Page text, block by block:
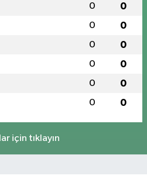
0 0
0 0
0 0
0 0
0 0
0 0
için tıklayın